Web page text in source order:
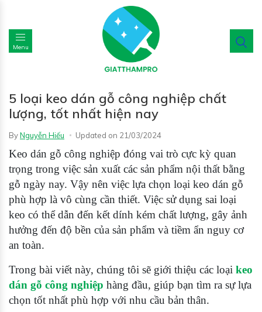
Menu
5 loại keo dán gỗ công nghiệp chất
lượng, tốt nhất hiện nay
ByNguyễn Hiếu Updated on 21/03/2024
Keo dán gỗ công nghiệp đóng vai trò cực kỳ quan
trọng trong việc sản xuất các sản phẩm nội thất bằng
gỗ ngày nay. Vậy nên việc lựa chọn loại keo dán gỗ
phù hợp là vô cùng cần thiết. Việc sử dụng sai loại
keo có thể dẫn đến kết dính kém chất lượng, gây ảnh
hưởng đến độ bền của sản phẩm và tiềm ẩn nguy cơ
an toàn.
Trong bài viết này, chúng tôi sẽ giới thiệu các loại keo
dán gỗ công nghiệp hàng đầu, giúp bạn tìm ra sự lựa
chọn tốt nhất phù hợp với nhu cầu bản thân.